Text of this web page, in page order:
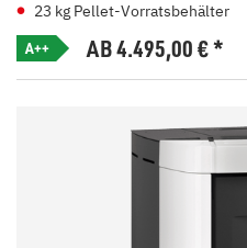
23 kg Pellet-Vorratsbehälter
A++ AB 4.495,00€*